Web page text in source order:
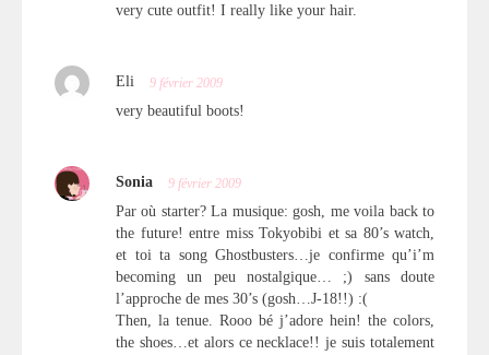
very cute outfit! I really like your hair.
Eli 9 février 2009
very beautiful boots!
Sonia 9 février 2009
Par où starter? La musique: gosh, me voila back to
the future! entre miss Tokyobibi et sa 80’s watch,
et toi ta song Ghostbusters…je confirme qu’i’m
becoming un peu nostalgique… ;) sans doute
l’approche de mes 30’s (gosh…J-18!!) :(
Then, la tenue. Rooo bé j’adore hein! the colors,
the shoes…et alors ce necklace!! je suis totalement